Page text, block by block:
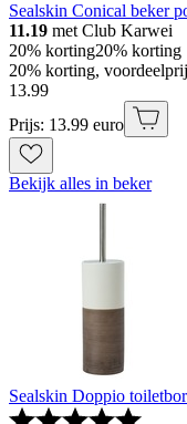
Sealskin Conical beker
11.19 met Club Karwei
20% korting20% korting
20% korting,
13.99
Prijs: 13.99 euro
Bekijk alles in beker
Sealskin Doppio